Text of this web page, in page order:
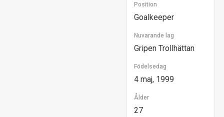
Position
Goalkeeper
Nuvarande lag
Gripen Trollhättan
Födelsedag
4 maj, 1999
Ålder
27